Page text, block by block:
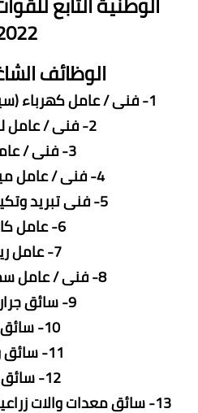
الوظائف
1- فنى / عامل كهرباء (سيارات - معدات ثقيلة)
2- فنى / عامل لحام معادن
3- فنى / عامل خراط
4- فنى / عامل ميكانيكا ديزل
5- فنى تبريد وتكييف (سيارات)
6- عامل كاوتش
7- عامل ريداتير
8- فنى / عامل سمكره ودوكو
9- سائق جرار زراعى
10- سائق لودر
11- سائق ونش
12- سائق حفار
13- سائق معدات والات